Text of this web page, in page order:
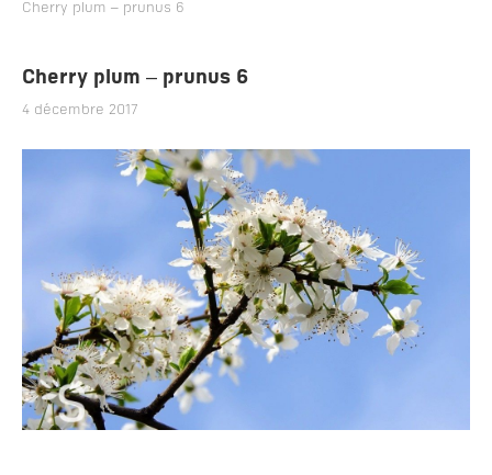
Cherry plum – prunus 6
Cherry plum – prunus 6
4 décembre 2017